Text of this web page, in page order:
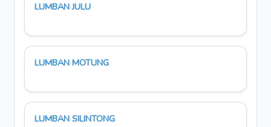
LUMBAN JULU
LUMBAN MOTUNG
LUMBAN SILINTONG